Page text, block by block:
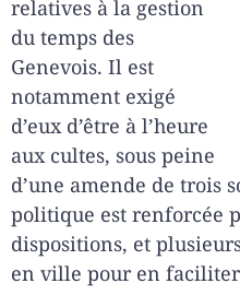
relatives à la gestion
du temps des
Genevois. Il est
notamment exigé
d’eux d’être à l’heure
aux cultes, sous peine
d’une amende de trois
politique est renforcée
dispositions, et
en ville pour en